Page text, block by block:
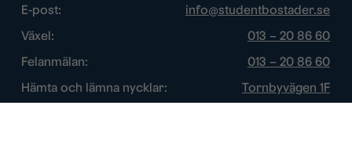
E-post:
info@studentbostader.se
Växel:
013 – 20 86 60
Felanmälan:
013 – 20 86 60
Hämta och lämna nycklar:
Tornbyvägen 1F